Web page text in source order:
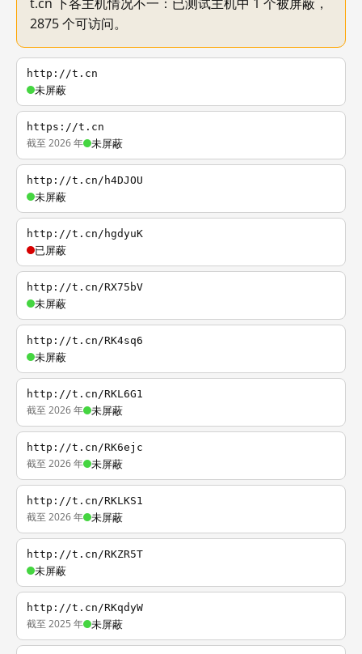
2875 个可访问。
http://t.cn
未屏蔽
https://t.cn
截至 2026 年 未屏蔽
http://t.cn/h4DJOU
未屏蔽
http://t.cn/hgdyuK
已屏蔽
http://t.cn/RX75bV
未屏蔽
http://t.cn/RK4sq6
未屏蔽
http://t.cn/RKL6G1
截至 2026 年 未屏蔽
http://t.cn/RK6ejc
截至 2026 年 未屏蔽
http://t.cn/RKLKS1
截至 2026 年 未屏蔽
http://t.cn/RKZR5T
未屏蔽
http://t.cn/RKqdyW
截至 2025 年 未屏蔽